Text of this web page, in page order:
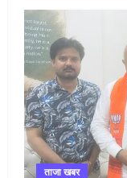
ताजा खबर